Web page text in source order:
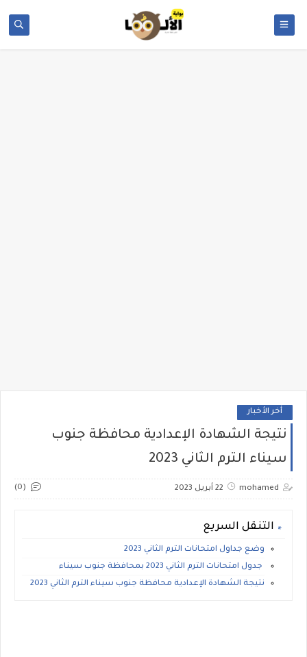
أخر الأخبار
نتيجة الشهادة الإعدادية محافظة جنوب
سيناء الترم الثاني 2023
mohamed 22 أبريل 2023 (0)
التنقل السريع
وضع جداول امتحانات الترم الثاني 2023
جدول امتحانات الترم الثاني 2023 بمحافظة جنوب سيناء
نتيجة الشهادة الإعدادية محافظة جنوب سيناء الترم الثاني 2023